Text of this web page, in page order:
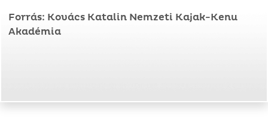
Forrás: Kovács Katalin Nemzeti Kajak-Kenu
Akadémia